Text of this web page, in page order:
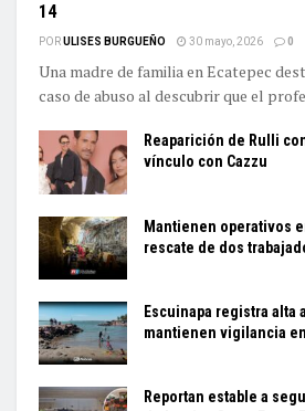
14
PORULISES BURGUEÑO 30 mayo, 2026 0
Una madre de familia en Ecatepec
caso de abuso al descubrir que el
Reaparición de Rulli
vínculo con Cazzu
Mantienen operativos
rescate de dos
Escuinapa registra alta
mantienen vigilancia
Reportan estable a